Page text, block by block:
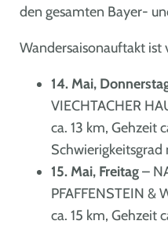
den gesamten Bayer-
Wandersaisonauftakt ist
14. Mai,
VIECHTACHER
ca. 13 km, Gehzeit
15. Mai, Freitag–
PFAFFENSTEIN &
ca. 15 km, Gehzeit